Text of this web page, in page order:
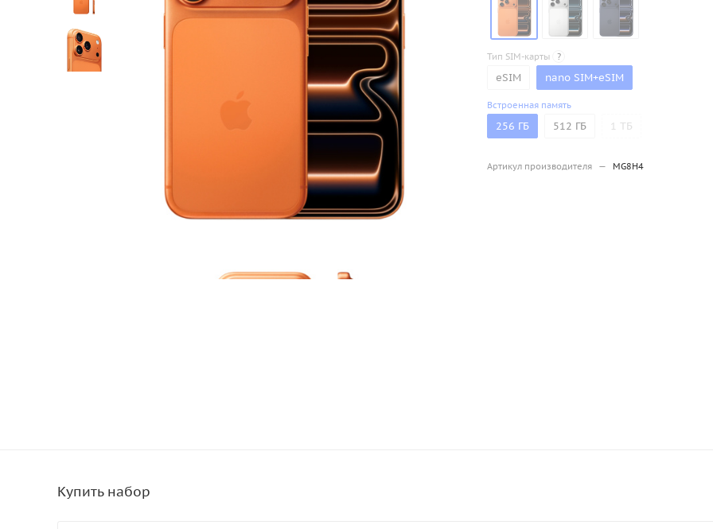
Тип SIM-карты ?
eSIM nano SIM+eSIM
Встроенная память
256 ГБ 512 ГБ 1 ТБ
Артикул производителя — MG8H4